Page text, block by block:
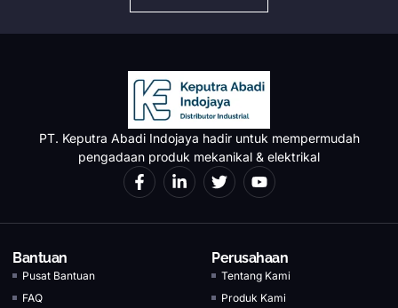
PT. Keputra Abadi Indojaya hadir untuk mempermudah
pengadaan produk mekanikal & elektrikal
Bantuan
Pusat Bantuan
FAQ
Perusahaan
Tentang Kami
Produk Kami